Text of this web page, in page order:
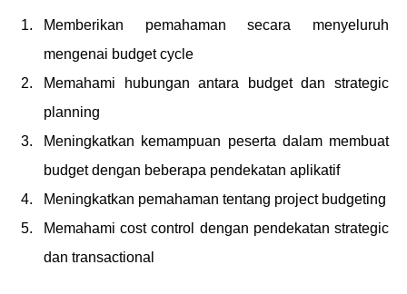
Memberikan pemahaman secara menyeluruh
mengenai budget cycle
Memahami hubungan antara budget dan strategic
planning
Meningkatkan kemampuan peserta dalam membuat
budget dengan beberapa pendekatan aplikatif
Meningkatkan pemahaman tentang project budgeting
Memahami cost control dengan pendekatan strategic
dan transactional